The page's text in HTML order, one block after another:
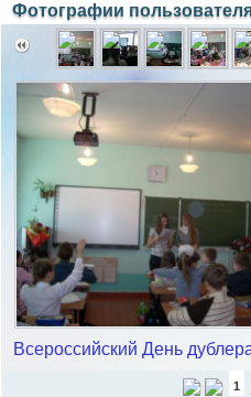
Фотографии
Всероссийский День
1